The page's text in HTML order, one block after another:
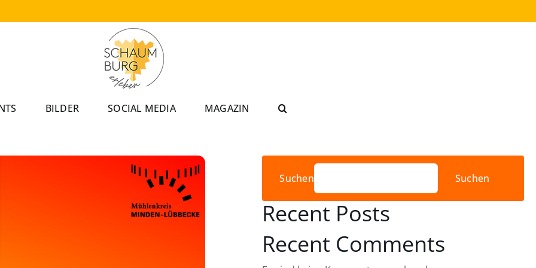
BILDER SOCIAL MEDIA MAGAZIN
Suchen Suchen
Recent Posts
Recent Comments